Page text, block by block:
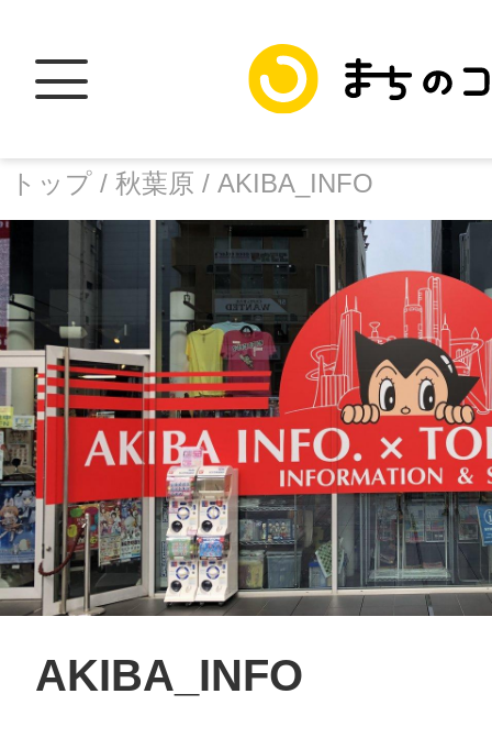
トップ / 秋葉原 / AKIBA_INFO
facebook
X
LINE
SMS
AKIBA_INFO
トップ
加盟スポットに
地域に導入を